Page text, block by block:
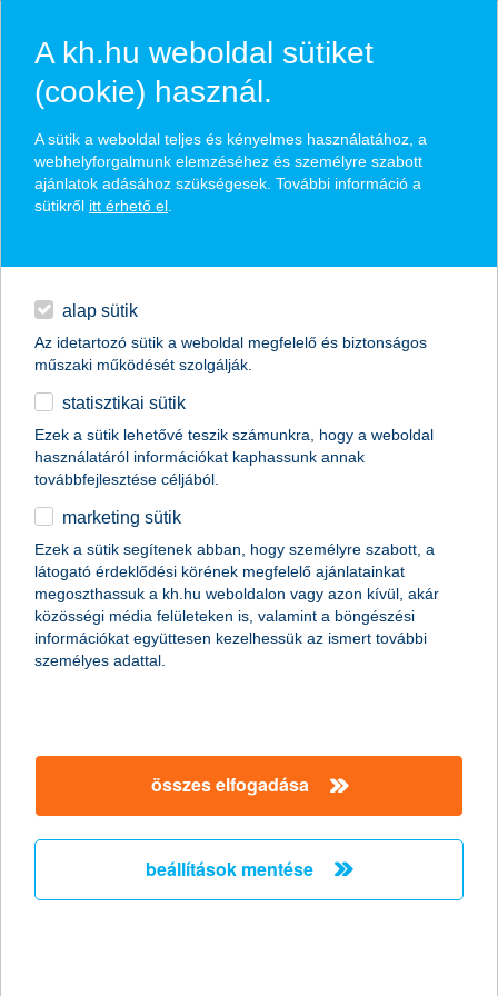
English
hírek és hivatalos
közzétételek
A legjobb kereskedelemfinanszírozási
bank címet kapta a K&H Bank
Magyarországon
A Global Finance magazin ismét a K&H Banknak ítélte a legjobb
kereskedelemfinanszírozási bank címet Magyarországon (Best
Trade Finance Provider in Hungary 2011).
A kh.hu weboldal sütiket
(cookie) használ.
A sütik a weboldal teljes és kényelmes használatához, a
webhelyforgalmunk elemzéséhez és személyre szabott
ajánlatok adásához szükségesek. További információ a
sütikről itt érhető el
alap sütik
Az idetartozó sütik a weboldal megfelelő és biztonságos
műszaki működését szolgálják.
statisztikai sütik
Ezek a sütik lehetővé teszik számunkra, hogy a weboldal
használatáról információkat kaphassunk annak
továbbfejlesztése céljából.
marketing sütik
Ezek a sütik segítenek abban, hogy személyre szabott, a
látogató érdeklődési körének megfelelő ajánlatainkat
megoszthassuk a kh.hu weboldalon vagy azon kívül, akár
közösségi média felületeken is, valamint a böngészési
információkat együttesen kezelhessük az ismert további
személyes adattal.
összes elfogadása
beállítások mentése